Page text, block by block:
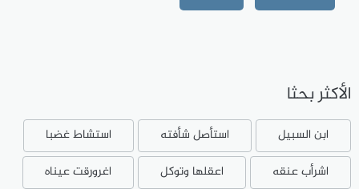
الأكثر بحثا
ابن السبيل استأصل شأفته
استشاط غضبا
اشرأب عنقه
اعقلها وتوكل
اغرورقت عيناه